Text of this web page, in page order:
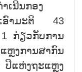
ເນີນກອງ
ອົາມະຕິ 43
ກ່ຽວກັບການ
ງການສາກົນ
ແຫ່ງຖະແຫຼງ